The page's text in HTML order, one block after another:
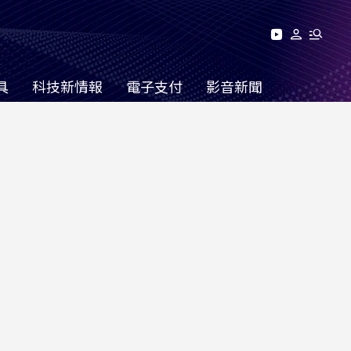
科技新情報 電子支付 影音新聞